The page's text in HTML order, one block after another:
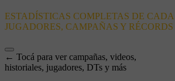
ESTADÍSTICAS COMPLETAS DE
JUGADORES, CAMPAÑAS Y RÉCORDS
← Tocá para ver campañas, videos,
historiales, jugadores, DTs y más